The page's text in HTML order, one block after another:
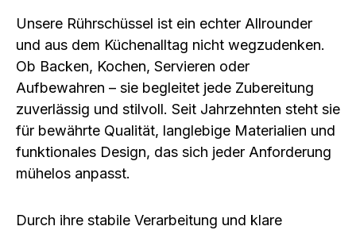
Unsere Rührschüssel ist ein echter Allrounder
und aus dem Küchenalltag nicht wegzudenken.
Ob Backen, Kochen, Servieren oder
Aufbewahren – sie begleitet jede Zubereitung
zuverlässig und stilvoll. Seit Jahrzehnten steht sie
für bewährte Qualität, langlebige Materialien und
funktionales Design, das sich jeder Anforderung
mühelos anpasst.
Durch ihre stabile Verarbeitung und klare